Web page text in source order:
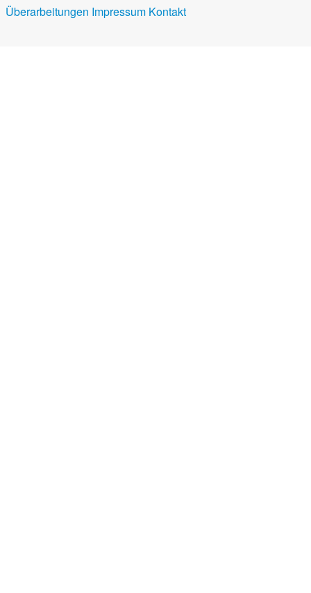
Überarbeitungen Impressum Kontakt